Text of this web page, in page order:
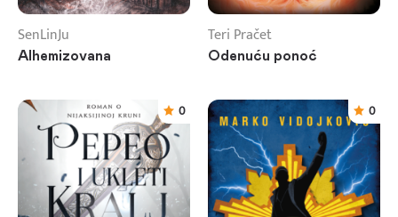
SenLinJu
Alhemizovana
Teri Pračet
Odenuću ponoć
0 0